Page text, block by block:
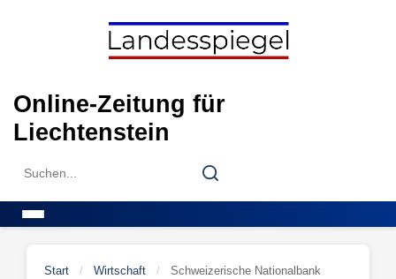
Online-Zeitung für
Liechtenstein
Search
Search
Start / Wirtschaft /
Schweizerische Nationalbank